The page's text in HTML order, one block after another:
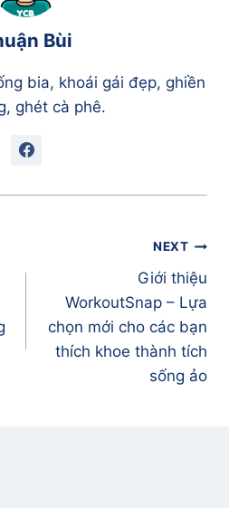
Bùi
bia, khoái gái đẹp, ghiền
ghét cà phê.
NEXT
Giới thiệu
WorkoutSnap – Lựa
chọn mới cho các bạn
thích khoe thành tích
sống ảo